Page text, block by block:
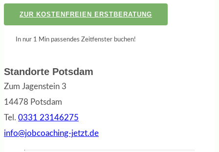
ZUR KOSTENFREIEN ERSTBERATUNG
In nur 1 Min passendes Zeitfenster buchen!
Standorte Potsdam
Zum Jagenstein 3
14478 Potsdam
Tel. 0331 23146275
info@jobcoaching-jetzt.de